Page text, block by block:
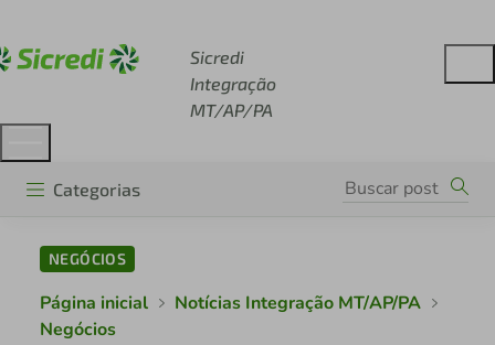
Sicredi
Integração
MT/AP/PA
Categorias
NEGÓCIOS
Página inicial
Notícias Integração MT/AP/PA
Negócios